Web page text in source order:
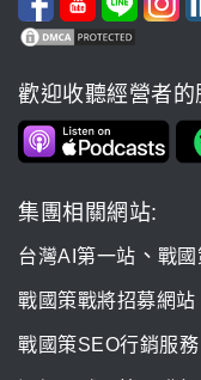
歡迎收聽經營者
集團相關網站:
台灣AI第一站 、 戰
戰國策戰將招募網站
戰國策SEO行銷服務